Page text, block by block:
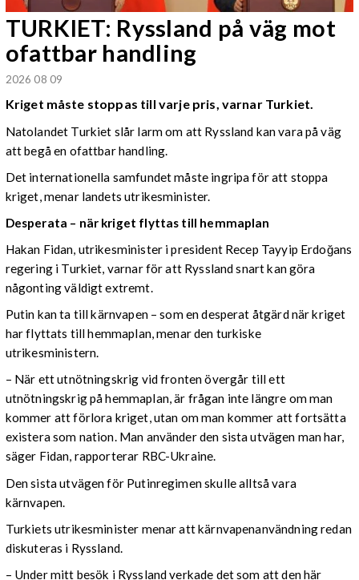
TURKIET: Ryssland på väg mot
ofattbar handling
2026 08 09
Kriget måste stoppas till varje pris, varnar Turkiet.
Natolandet Turkiet slår larm om att Ryssland kan vara på väg
att begå en ofattbar handling.
Det internationella samfundet måste ingripa för att stoppa
kriget, menar landets utrikesminister.
Desperata – när kriget flyttas till hemmaplan
Hakan Fidan, utrikesminister i president Recep Tayyip Erdoğans
regering i Turkiet, varnar för att Ryssland snart kan göra
någonting väldigt extremt.
Putin kan ta till kärnvapen – som en desperat åtgärd när kriget
har flyttats till hemmaplan, menar den turkiske
utrikesministern.
– När ett utnötningskrig vid fronten övergår till ett
utnötningskrig på hemmaplan, är frågan inte längre om man
kommer att förlora kriget, utan om man kommer att fortsätta
existera som nation. Man använder den sista utvägen man har,
säger Fidan, rapporterar RBC-Ukraine.
Den sista utvägen för Putinregimen skulle alltså vara
kärnvapen.
Turkiets utrikesminister menar att kärnvapenanvändning redan
diskuteras i Ryssland.
– Under mitt besök i Ryssland verkade det som att den här